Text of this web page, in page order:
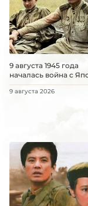
9 августа 1945 года
началась война с
9 августа 2026